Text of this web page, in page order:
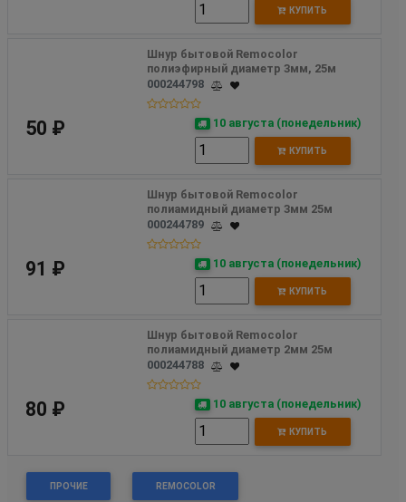
КУПИТЬ
Шнур бытовой Remocolor
полиэфирный диаметр 3мм, 25м
000244798
50 ₽ 10 августа (понедельник)
КУПИТЬ
Шнур бытовой Remocolor
полиамидный диаметр 3мм 25м
000244789
91 ₽ 10 августа (понедельник)
КУПИТЬ
Шнур бытовой Remocolor
полиамидный диаметр 2мм 25м
000244788
80 ₽ 10 августа (понедельник)
КУПИТЬ
ПРОЧИЕ REMOCOLOR